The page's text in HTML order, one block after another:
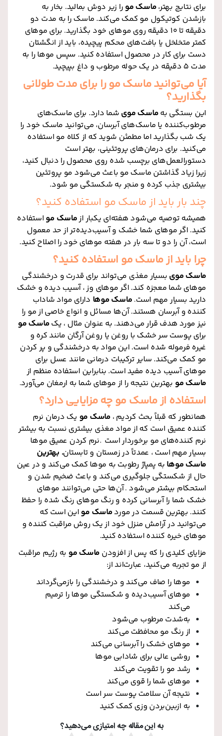
برای نتایج بهتر،ماسک مو را زیر دوش بمالید. بخار به
بازشدن کوتیکول مو کمک می‌کند. ماسک را به مدت دو
دقیقه تا 10 دقیقه روی موهای خود بگذارید
. برای موهای
کمتر متخلخل یا بافت‌های محکم پیچیده، باید از انگشتان
دست برای کار در محصول استفاده کنید. سپس موها را به
مدت 5 دقیقه در یک حوله مرطوب و داغ بپیچید
.
آیا می‌توانید ماسک مو را برای مدت طولانی
بگذارید؟
این بستگی بهماسک موی شما دارد. برای ماسک‌های
مرطوب‌کننده یا ماسک‌های آبرسان، می‌توانید ماسک خود را
یک شب بگذارید اما مطمئن شوید که از کلاه مو استفاده
می‌کنید. برای درمان‌های پروتئینی، بهتر است
دستورالعمل‌های برچسب شده روی محصول را دنبال کنید،
زیرا زیاد گذاشتن ماسک مو باعث می‌شود مو پروتئین
بیشتری جذب کرده و منجر به شکستگی مو شود.
چند بار باید از ماسک مو استفاده کنید؟
همیشه توصیه می‌شود هفته‌ای یکبار ازماسک مو استفاده
کنید. اگر موهای شما خشک و آسیب‌دیده‌تر از حد معمول
است، آن را دو تا سه بار در هفته موهای خود را اصلاح کنید.
چرا باید از ماسک مو استفاده کنید؟
ماسک موی بسیار مغذی می‌تواند برای قدرت و درخشندگی
موهای شما معجزه کند. اگر موهای وز ، آسیب دیده و خشک
دارید بسیار مهم است.ماسک موها دارای مواد شاداب
کننده و آبرسان هستند. آن‌ها مسائل و انواع خاصی از مو را
نیز مورد هدف قرار می‌دهند. به عنوان مثال ، یکماسک مو
برای پوست سر خشک با روغن یا روغن آرگان مانند کره و
غیره فرموله شده است. این مواد به درخشندگی و پر کردن
مو کمک می‌کند. سایر ترکیبات درمانی مانند عسل برای
موهای آسیب دیده مفید است. بنابراین استفاده منظم از
ماسک مو بهترین نتیجه را از موهای شما به ارمغان می‌آورد.
استفاده از ماسک مو چه مزایایی دارد؟
همانطور که قبلاً بحث کردیم ،ماسک مو یک درمان نرم
کننده عمیق است که از مواد مغذی بیشتری نسبت به بیشتر
نرم کننده‌های مو برخوردار است .نرم کردن عمیق موها
بسیار مهم است ، عمدتاً در زمستان و تابستان. بهترین
ماسک موها به پمپاژ رطوبت به موها کمک می‌کند و در عین
حال از شکستگی جلوگیری می‌کند و باعث ضخیم شدن و
استحکام بیشتر می‌شود .آن‌ها حتی می‌توانند موهای
خشک شما را آبرسانی کرده و رنگ موهای رنگ شده را حفظ
کنند. بهترین قسمت در موردماسک مو این است که
می‌توانید در آرامش منزل خود از یک روش مراقبت کننده و
موهای خیره کننده استفاده کنید.
مزایای کلیدی را که پس از افزودن ماسک مو به رژیم مراقبت
از مو تجربه می‌کنید، عبارت‌اند از:
موها را صاف می‌کند و درخشندگی را بازمی‌گرداند
موهای آسیب‌دیده و شکستگی موها را ترمیم
می‌کند
به‌شدت مرطوب می‌شود
از رنگ مو محافظت می‌کند
موهای خشک را آبرسانی می‌کند
روشی عالی برای شادابی موها
رشد مو را تقویت می‌کند
موهای شما را قوی می‌کند
نتیجه آن سلامت پوست سر است
به ازبین‌بردن وزی کمک کنید
به این مقاله چه امتیازی می‌دهید؟